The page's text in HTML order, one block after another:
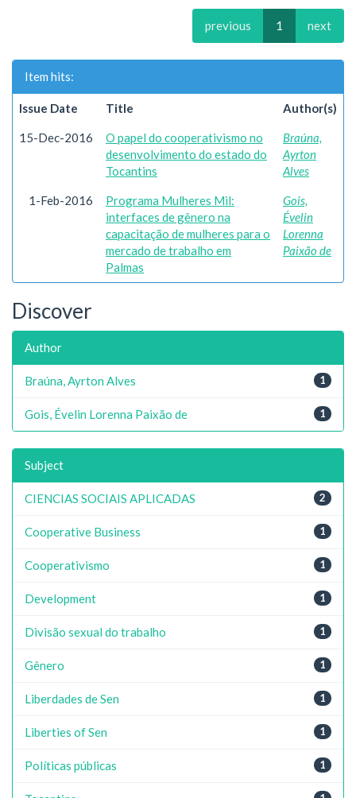
previous 1 next
Item hits:
Issue Date Title Author(s)
15-Dec-2016
O papel do cooperativismo no
desenvolvimento do estado do
Tocantins
Braúna,
Ayrton
Alves
1-Feb-2016
Programa Mulheres Mil:
interfaces de gênero na
capacitação de mulheres para o
mercado de trabalho em
Palmas
Gois,
Évelin
Lorenna
Paixão de
Discover
Author
1
Braúna, Ayrton Alves
1
Gois, Évelin Lorenna Paixão de
Subject
2
CIENCIAS SOCIAIS APLICADAS
1
Cooperative Business
1
Cooperativismo
1
Development
1
Divisão sexual do trabalho
1
Gênero
1
Liberdades de Sen
1
Liberties of Sen
1
Políticas públicas